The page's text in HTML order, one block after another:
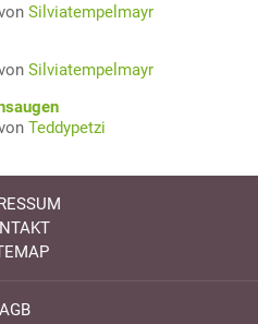
Silviatempelmayr
Silviatempelmayr
Teddypetzi
AGB